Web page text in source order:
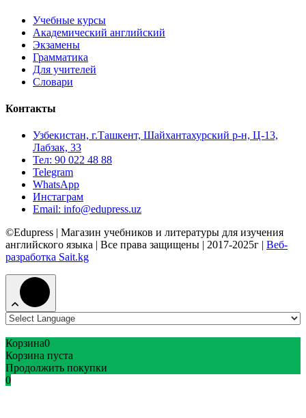
Учебные курсы
Академический английский
Экзамены
Грамматика
Для учителей
Словари
Контакты
Узбекистан, г.Ташкент, Шайхантахурский р-н, Ц-13,
Лабзак, 33
Тел: 90 022 48 88
Telegram
WhatsApp
Инстаграм
Email: info@edupress.uz
©Edupress | Магазин учебников и литературы для изучения
английского языка | Все права защищены | 2017-2025г | Веб-
разработка Sait.kg
Корзина0
Корзина пуста
Продолжить покупки
0